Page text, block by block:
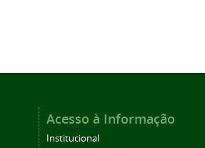
Acesso à Informação
Institucional